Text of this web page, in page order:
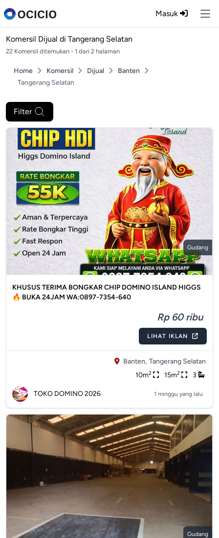
Masuk
Komersil Dijual di Tangerang Selatan
22 Komersil ditemukan - 1 dari 2 halaman
Home Komersil Dijual
Banten
Tangerang Selatan
Filter
Gudang
KHUSUS TERIMA BONGKAR CHIP DOMINO ISLAND HIGGS
🔥 BUKA 24JAM WA:0897-7354-640
Rp 60 ribu
LIHAT IKLAN
Banten, Tangerang Selatan
10m2 15m2 3
TOKO DOMINO 2026 1 minggu yang lalu
Gudang